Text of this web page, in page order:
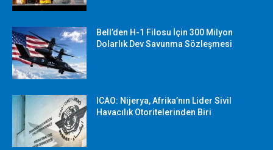
Bell’den H-1 Filosu İçin 300 Milyon
Dolarlık Dev Savunma Sözleşmesi
ICAO: Nijerya, Afrika’nın Lider Sivil
Havacılık Otoritelerinden Biri